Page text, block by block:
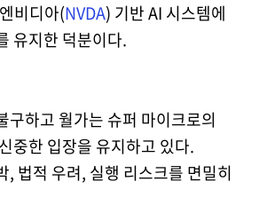
비디아(NVDA) 기반 AI 시스템에
유지한 덕분이다.
구하고 월가는 슈퍼 마이크로의
중한 입장을 유지하고 있다.
, 법적 우려, 실행 리스크를 면밀히